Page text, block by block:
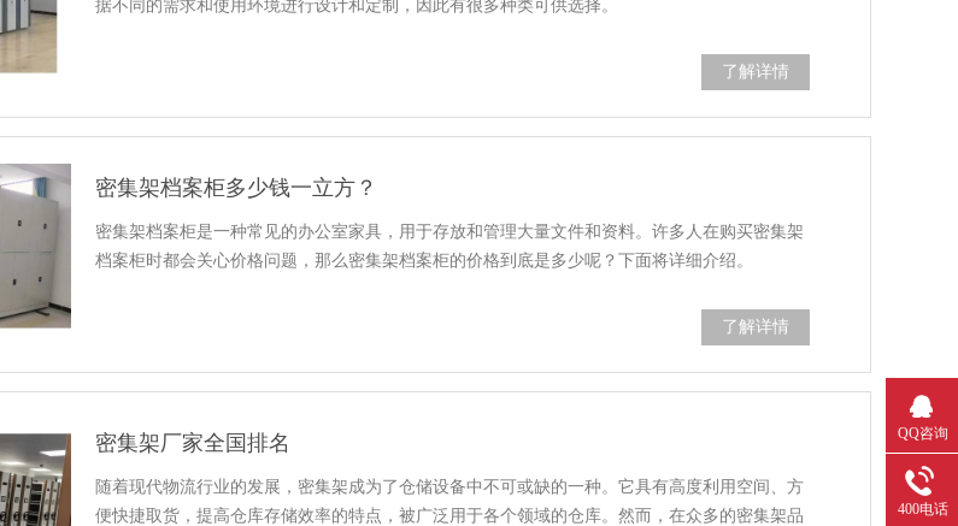
据不同的需求和使用环境进行设计和定制，因此有很多种类可供选择。
了解详情
密集架档案柜多少钱一立方？
密集架档案柜是一种常见的办公室家具，用于存放和管理大量文件和资料。许多人在购买密集架
档案柜时都会关心价格问题，那么密集架档案柜的价格到底是多少呢？下面将详细介绍。
了解详情
密集架厂家全国排名
随着现代物流行业的发展，密集架成为了仓储设备中不可或缺的一种。它具有高度利用空间、方
便快捷取货，提高仓库存储效率的特点，被广泛用于各个领域的仓库。然而，在众多的密集架品
QQ咨询
400电话